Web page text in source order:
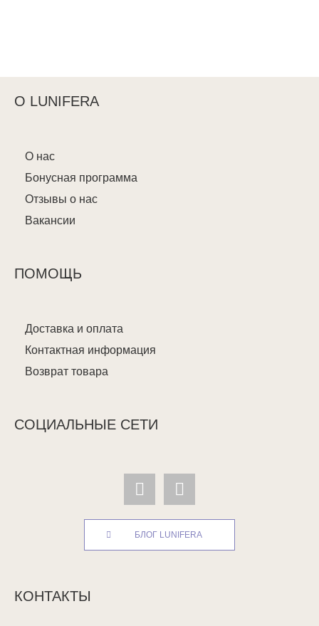
О LUNIFERA
О нас
Бонусная программа
Отзывы о нас
Вакансии
ПОМОЩЬ
Доставка и оплата
Контактная информация
Возврат товара
СОЦИАЛЬНЫЕ СЕТИ
БЛОГ LUNIFERA
КОНТАКТЫ